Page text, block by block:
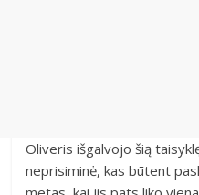
Oliveris išgalvojo šią
neprisiminė, kas būtent